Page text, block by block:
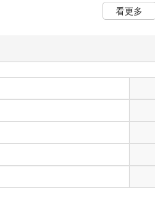
搶代言，改天有機會一定去貴公司
公司面子仍然得陪笑，不停敬酒的
那張寧夏不太真心的笑意，這難以
這位西裝筆挺的男賓客一見寧夏
夏不鹹不淡的打斷對方的話，並拉
看更多